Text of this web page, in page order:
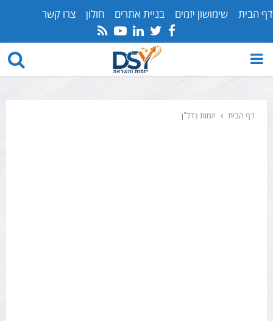
דף הבית שימושון יזמים בניית אתרים חולון צרו קשר
Facebook
Twitter
Linkedin
Youtube
Rss
PRIMARY
דף הבית יזמות נדל"ן